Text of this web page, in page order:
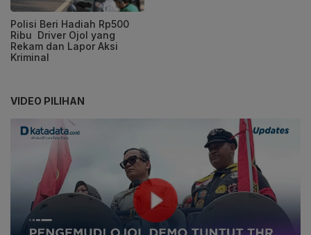
Polisi Beri Hadiah Rp500
Ribu Driver Ojol yang
Rekam dan Lapor Aksi
Kriminal
VIDEO PILIHAN